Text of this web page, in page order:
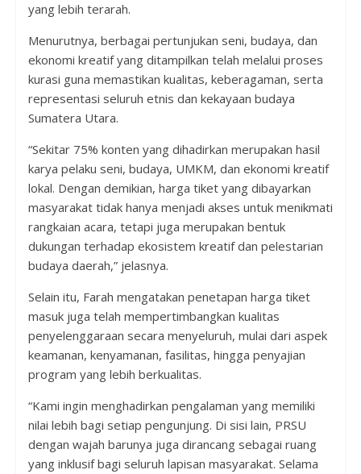
yang lebih terarah.
Menurutnya, berbagai pertunjukan seni, budaya, dan
ekonomi kreatif yang ditampilkan telah melalui proses
kurasi guna memastikan kualitas, keberagaman, serta
representasi seluruh etnis dan kekayaan budaya
Sumatera Utara.
“Sekitar 75% konten yang dihadirkan merupakan hasil
karya pelaku seni, budaya, UMKM, dan ekonomi kreatif
lokal. Dengan demikian, harga tiket yang dibayarkan
masyarakat tidak hanya menjadi akses untuk menikmati
rangkaian acara, tetapi juga merupakan bentuk
dukungan terhadap ekosistem kreatif dan pelestarian
budaya daerah,” jelasnya.
Selain itu, Farah mengatakan penetapan harga tiket
masuk juga telah mempertimbangkan kualitas
penyelenggaraan secara menyeluruh, mulai dari aspek
keamanan, kenyamanan, fasilitas, hingga penyajian
program yang lebih berkualitas.
“Kami ingin menghadirkan pengalaman yang memiliki
nilai lebih bagi setiap pengunjung. Di sisi lain, PRSU
dengan wajah barunya juga dirancang sebagai ruang
yang inklusif bagi seluruh lapisan masyarakat. Selama